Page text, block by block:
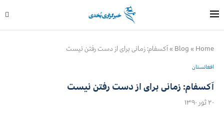
Home
»
Blog
»آکسفام: زمانی برای از دست رفتن نیست
افغانستان
آکسفام: زمانی برای از دست رفتن نیست
۲۰ ثور ۱۳۹۰